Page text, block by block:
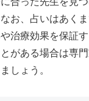
お、占いはあく
治療効果を保証
がある場合は専
しょう。